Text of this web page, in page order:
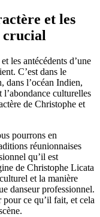
et les
crucial
les antécédents d’une
C’est dans le
dans l’océan Indien,
culturelles
de Christophe et
pourrons en
réunionnaises
qu’il est
de Christophe Licata
et la manière
danseur professionnel.
ce qu’il fait, et cela